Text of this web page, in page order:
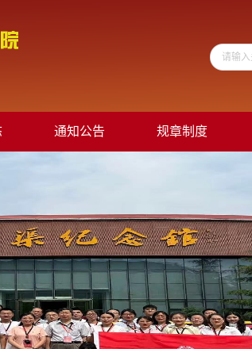
通知公告 规章制度